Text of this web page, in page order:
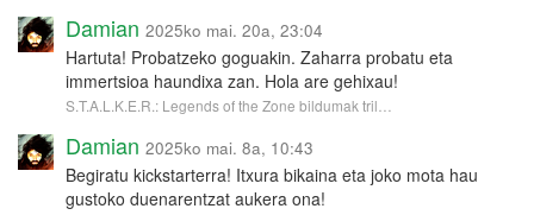
Damian 2025ko mai. 20a, 23:04
Hartuta! Probatzeko goguakin. Zaharra probatu eta
immertsioa haundixa zan. Hola are gehixau!
S.T.A.L.K.E.R.: Legends of the Zone bildumak tril…
Damian 2025ko mai. 8a, 10:43
Begiratu kickstarterra! Itxura bikaina eta joko mota hau
gustoko duenarentzat aukera ona!